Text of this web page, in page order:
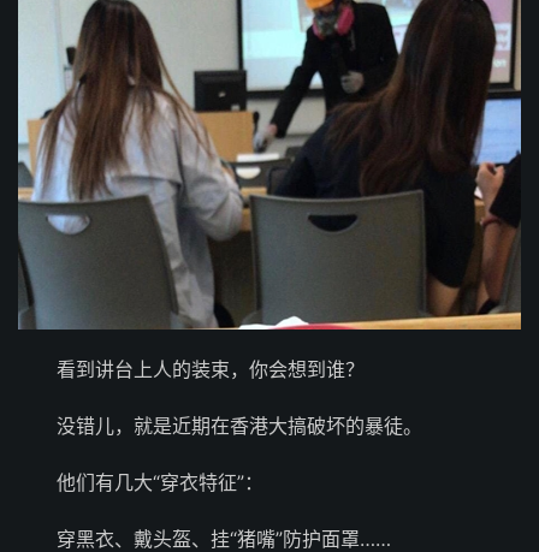
看到讲台上人的装束，你会想到谁？
没错儿，就是近期在香港大搞破坏的暴徒。
他们有几大“穿衣特征”：
穿黑衣、戴头盔、挂“猪嘴”防护面罩……